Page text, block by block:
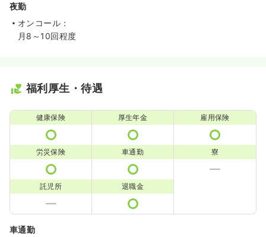
夜勤
オンコール：
月8～10回程度
福利厚生・待遇
健康保険 厚生年金 雇用保険
労災保険 車通勤 寮
託児所 退職金
車通勤